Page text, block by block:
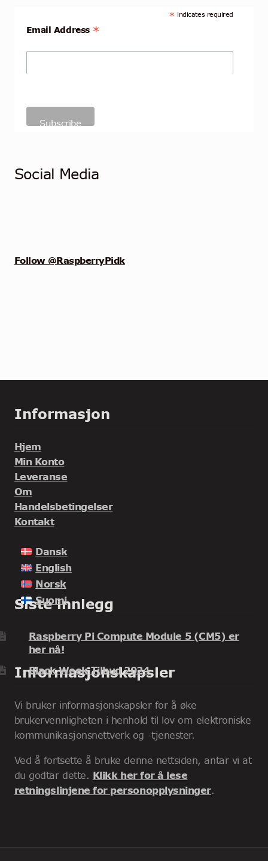
* indicates required
Email Address *
Social Media
Follow @RaspberryPidk
Informasjon
Hjem
Min Konto
Leveranse
Om
Handelsbetingelser
Kontakt
Dansk
English
Norsk
Suomi
Siste innlegg
Raspberry Pi Compute Module 5 (CM5) er
her nå!
Black Week Tilbud 2024
Informasjonskapsler
Vi bruker informasjonskapsler for å øke
brukervennligheten i henhold til lov om elektroniske
kommunikasjonsnettverk og -tjenester.
Ved å fortsette å bruke denne nettsiden, antar vi at
du godtar dette. Klikk her for å lese
retningslinjene for personopplysninger.